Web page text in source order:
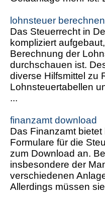
lohnsteuer berechnen
Das Steuerrecht in
kompliziert
Berechnung der
durchschauen ist.
diverse Hilfsmittel zu
Lohnsteuertabellen
...
finanzamt download
Das Finanzamt
Formulare für die
zum Download an.
insbesondere der
verschiedenen
Allerdings müssen